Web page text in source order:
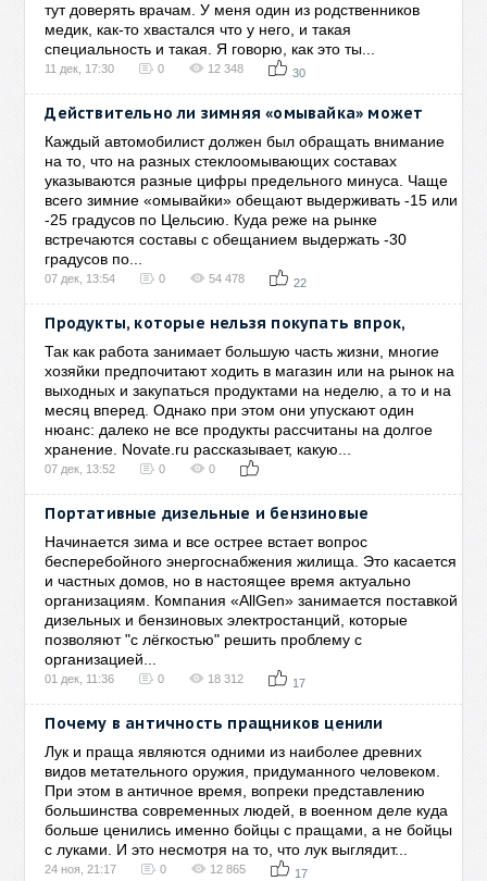
тут доверять врачам. У меня один из родственников
медик, как-то хвастался что у него, и такая
специальность и такая. Я говорю, как это ты...
11 дек, 17:30 0 12 348 30
Действительно ли зимняя «омывайка» может
Каждый автомобилист должен был обращать внимание
на то, что на разных стеклоомывающих составах
указываются разные цифры предельного минуса. Чаще
всего зимние «омывайки» обещают выдерживать -15 или
-25 градусов по Цельсию. Куда реже на рынке
встречаются составы с обещанием выдержать -30
градусов по...
07 дек, 13:54 0 54 478 22
Продукты, которые нельзя покупать впрок,
Так как работа занимает большую часть жизни, многие
хозяйки предпочитают ходить в магазин или на рынок на
выходных и закупаться продуктами на неделю, а то и на
месяц вперед. Однако при этом они упускают один
нюанс: далеко не все продукты рассчитаны на долгое
хранение. Novate.ru рассказывает, какую...
07 дек, 13:52 0 0
Портативные дизельные и бензиновые
Начинается зима и все острее встает вопрос
бесперебойного энергоснабжения жилища. Это касается
и частных домов, но в настоящее время актуально
организациям. Компания «AllGen» занимается поставкой
дизельных и бензиновых электростанций, которые
позволяют "с лёгкостью" решить проблему с
организацией...
01 дек, 11:36 0 18 312 17
Почему в античность пращников ценили
Лук и праща являются одними из наиболее древних
видов метательного оружия, придуманного человеком.
При этом в античное время, вопреки представлению
большинства современных людей, в военном деле куда
больше ценились именно бойцы с пращами, а не бойцы
с луками. И это несмотря на то, что лук выглядит...
24 ноя, 21:17 0 12 865 17